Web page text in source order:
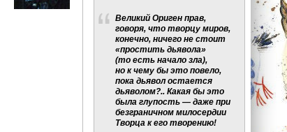
Великий Ориген прав,
говоря, что творцу миров,
конечно, ничего не стоит
«простить дьявола»
(то есть начало зла),
но к чему бы это повело,
пока дьявол остается
дьяволом?.. Какая бы это
была глупость — даже при
безграничном милосердии
Творца к его творению!